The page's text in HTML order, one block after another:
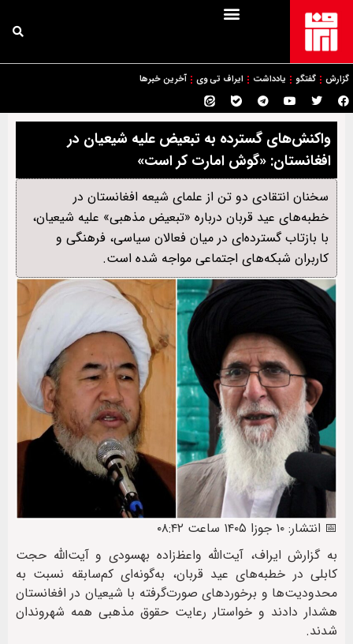
گزارش گفتگو یادداشت ایراف تی وی آخرین خبرها
واکنش‌های گسترده به تبعیض علیه شیعیان در
افغانستان: «گوش امارت کر است»
سخنان انتقادی دو تن از علمای شیعه افغانستان در
خطبه‌های عید قربان درباره «تبعیض مذهبی» علیه شیعیان،
با بازتاب گسترده‌ای در میان فعالان سیاسی، فرهنگی و
کاربران شبکه‌های اجتماعی مواجه شده است.
📅 انتشار: ۱۰ جوزا ۱۴۰۵ ساعت ۰۸:۴۲
به گزارش ایراف، آیت‌الله واعظ‌زاده بهسودی و آیت‌الله حجت
کابلی در خطبه‌های عید قربان، به‌گونه‌ای کم‌سابقه نسبت به
محدودیت‌ها و برخوردهای صورت‌گرفته با شیعیان در افغانستان
هشدار دادند و خواستار رعایت حقوق مذهبی همه شهروندان
شدند.